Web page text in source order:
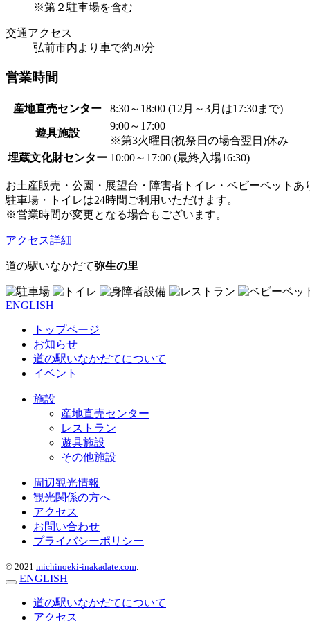
※第２駐車場を含む
交通アクセス
弘前市内より車で約20分
営業時間
産地直売センター 8:30～18:00 (12月～3月は17:30まで)
遊具施設
9:00～17:00
※第3火曜日(祝祭日の場合翌日)休み
埋蔵文化財センター 10:00～17:00 (最終入場16:30)
お土産販売・公園・展望台・障害者トイレ・ベビーベットあ
駐車場・トイレは24時間ご利用いただけます。
※営業時間が変更となる場合もございます。
アクセス詳細
道の駅いなかだて弥生の里
ENGLISH
トップページ
お知らせ
道の駅いなかだてについて
イベント
施設
産地直売センター
レストラン
遊具施設
その他施設
周辺観光情報
観光関係の方へ
アクセス
お問い合わせ
プライバシーポリシー
© 2021 michinoeki-inakadate.com
ENGLISH
道の駅いなかだてについて
アクセス